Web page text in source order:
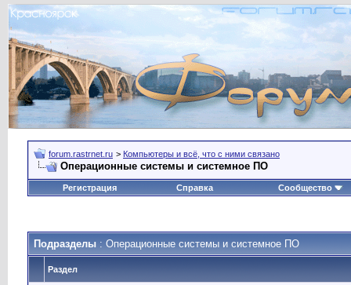
forum.rastrnet.ru > Компьютеры и всё, что с ними связано
Операционные системы и системное ПО
Регистрация Справка Сообщество
Подразделы : Операционные системы и системное ПО
Раздел